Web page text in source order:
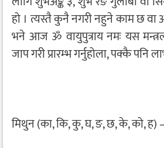
हो । त्यस्तै कुनै नगरी नहुने काम छ वा
भने आज ॐ वायुपुत्राय नमः यस
जाप गरी प्रारम्भ गर्नुहोला, पक्कै पनि
मिथुन (का, कि, कु, घ, ङ, छ, के, को, ह)